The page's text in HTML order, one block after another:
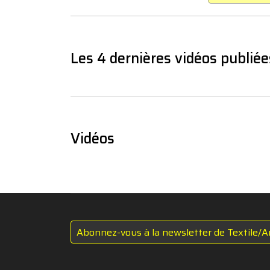
Les 4 dernières vidéos
Vidéos
Abonnez-vous à la newsletter de Textile/